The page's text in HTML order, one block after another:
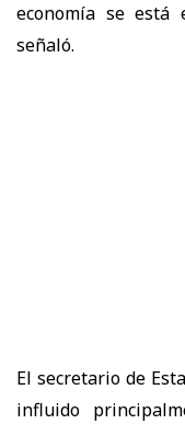
economía se está
señaló.
El secretario de
influido